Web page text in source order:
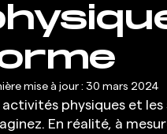
mise à jour : 30 mars 2024
activités physiques et
En réalité, à